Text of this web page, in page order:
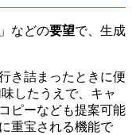
などの要望で、生成
き詰まったときに便
したうえで、キャ
ピーなども提案可能
重宝される機能で